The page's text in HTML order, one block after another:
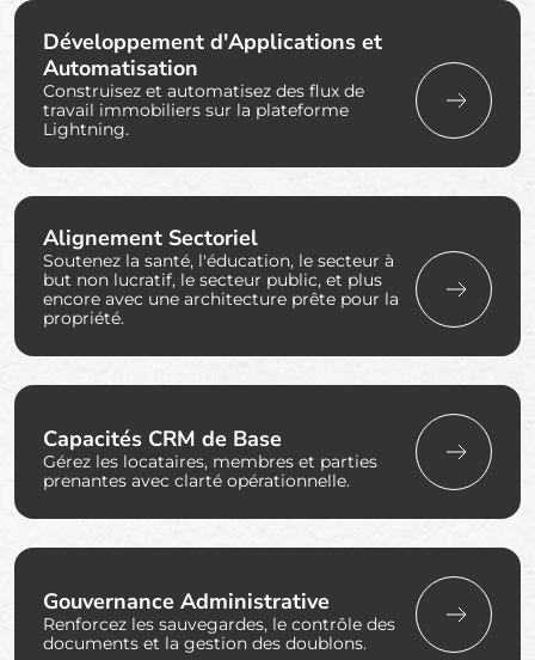
Développement d'Applications et
Automatisation
Construisez et automatisez des flux de
travail immobiliers sur la plateforme
Lightning.
Alignement Sectoriel
Soutenez la santé, l'éducation, le secteur à
but non lucratif, le secteur public, et plus
encore avec une architecture prête pour la
propriété.
Capacités CRM de Base
Gérez les locataires, membres et parties
prenantes avec clarté opérationnelle.
Gouvernance Administrative
Renforcez les sauvegardes, le contrôle des
documents et la gestion des doublons.